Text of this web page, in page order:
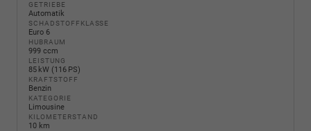
GETRIEBE
Automatik
SCHADSTOFFKLASSE
Euro 6
HUBRAUM
999 ccm
LEISTUNG
85 kW (116 PS)
KRAFTSTOFF
Benzin
KATEGORIE
Limousine
KILOMETERSTAND
10 km